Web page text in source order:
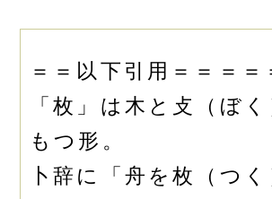
＝＝以下引用＝＝＝
「枚」は木と攴（ぼ
もつ形。
卜辞に「舟を枚（つ